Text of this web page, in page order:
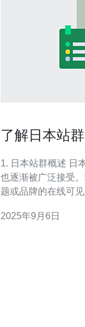
了解日本站
1. 日本站群概述 日本的互联网市场发展迅速，站群的概念
也逐渐被广泛接受
题或品牌的在线可
同。 近年来，日本的站群市场逐渐成熟，尤其是在电商、
2025年9月6日